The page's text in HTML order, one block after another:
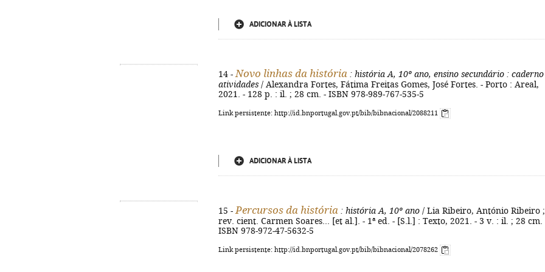
ADICIONAR À LISTA
14 - Novo linhas da história : história A, 10º ano, ensino secundário : caderno
atividades / Alexandra Fortes, Fátima Freitas Gomes, José Fortes. - Porto : Areal,
2021. - 128 p. : il. ; 28 cm. - ISBN 978-989-767-535-5
Link persistente: http://id.bnportugal.gov.pt/bib/bibnacional/2088211
ADICIONAR À LISTA
15 - Percursos da história : história A, 10º ano / Lia Ribeiro, António Ribeiro ;
rev. cient. Carmen Soares... [et al.]. - 1ª ed. - [S.l.] : Texto, 2021. - 3 v. : il. ; 28 cm.
ISBN 978-972-47-5632-5
Link persistente: http://id.bnportugal.gov.pt/bib/bibnacional/2078262